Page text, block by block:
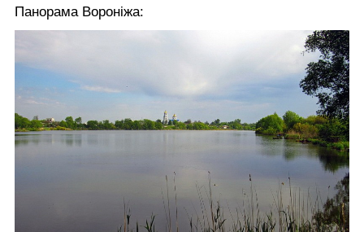
Панорама Вороніжа: